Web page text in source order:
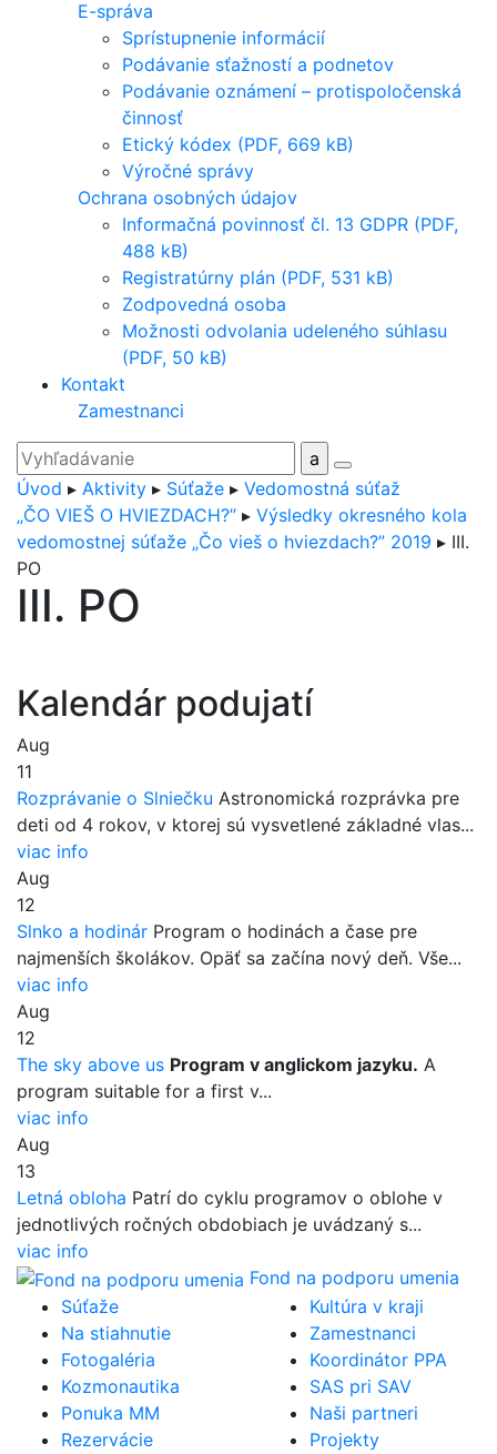
E-správa
Sprístupnenie informácií
Podávanie sťažností a podnetov
Podávanie oznámení – protispoločenská
činnosť
Etický kódex (PDF, 669 kB)
Výročné správy
Ochrana osobných údajov
Informačná povinnosť čl. 13 GDPR (PDF,
488 kB)
Registratúrny plán (PDF, 531 kB)
Zodpovedná osoba
Možnosti odvolania udeleného súhlasu
(PDF, 50 kB)
Kontakt
Zamestnanci
Úvod ▸ Aktivity ▸ Súťaže ▸ Vedomostná súťaž
„ČO VIEŠ O HVIEZDACH?” ▸ Výsledky okresného kola
vedomostnej súťaže „Čo vieš o hviezdach?” 2019 ▸ III.
PO
III. PO
Kalendár podujatí
Aug
11
Rozprávanie o Slniečku Astronomická rozprávka pre
deti od 4 rokov, v ktorej sú vysvetlené základné vlas...
viac info
Aug
12
Slnko a hodinár Program o hodinách a čase pre
najmenších školákov. Opäť sa začína nový deň. Vše...
viac info
Aug
12
The sky above us Program v anglickom jazyku. A
program suitable for a first v...
viac info
Aug
13
Letná obloha Patrí do cyklu programov o oblohe v
jednotlivých ročných obdobiach je uvádzaný s...
viac info
Fond na podporu umenia
Súťaže
Na stiahnutie
Fotogaléria
Kozmonautika
Ponuka MM
Rezervácie
Kultúra v kraji
Zamestnanci
Koordinátor PPA
SAS pri SAV
Naši partneri
Projekty